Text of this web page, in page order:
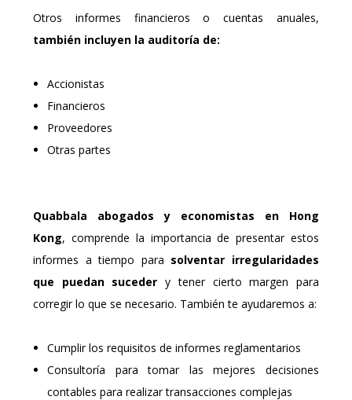
Otros informes financieros o cuentas anuales,
también incluyen la auditoría de:
Accionistas
Financieros
Proveedores
Otras partes
Quabbala
abogados y economistas en Hong
Kong, comprende la importancia de presentar estos
informes a tiempo para solventar irregularidades
que puedan suceder y tener cierto margen para
corregir lo que se necesario. También te ayudaremos a:
Cumplir los requisitos de informes reglamentarios
Consultoría para tomar las mejores decisiones
contables para realizar transacciones complejas